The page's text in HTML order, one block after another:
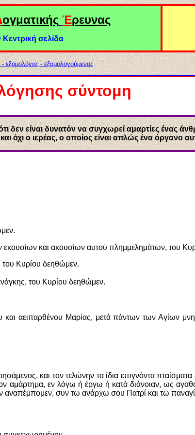
ογματικής Έρευνας
σελίδα
εξομολόγος - εξομολογούμενος
σύντομη
δεν είναι δυνατόν να συγχωρεί αμαρτίες ένας
όχι ο ιερέας, ο οποίος είναι απλώς ένα όργανο
και ακουσίων αυτού πλημμελημάτων, του
του Κυρίου δεηθώμεν.
του Κυρίου δεηθώμεν.
αειπαρθένου Μαρίας, μετά πάντων των Αγίων
και τον τελώνην τα ίδια επιγνόντα
αμάρτημα, εν λόγω ή έργω ή κατά διάνοιαν, ως
αναπέμπομεν, συν τω ανάρχω σου Πατρί και τω